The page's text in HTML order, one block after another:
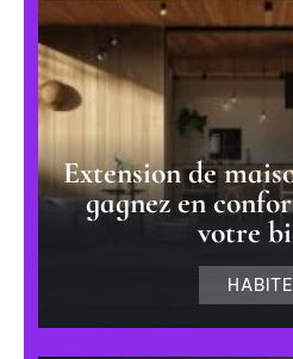
Extension de
gagnez en
votre